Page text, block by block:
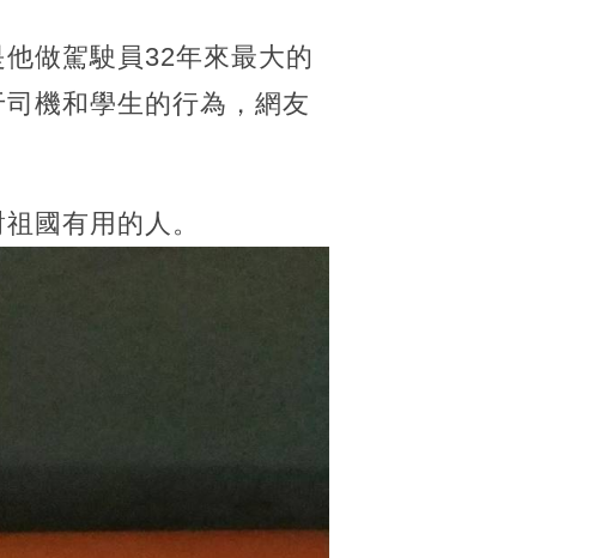
做駕駛員32年來最大的
機和學生的行為，網友
國有用的人。